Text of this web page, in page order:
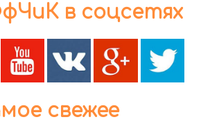
в соцсетях
свежее